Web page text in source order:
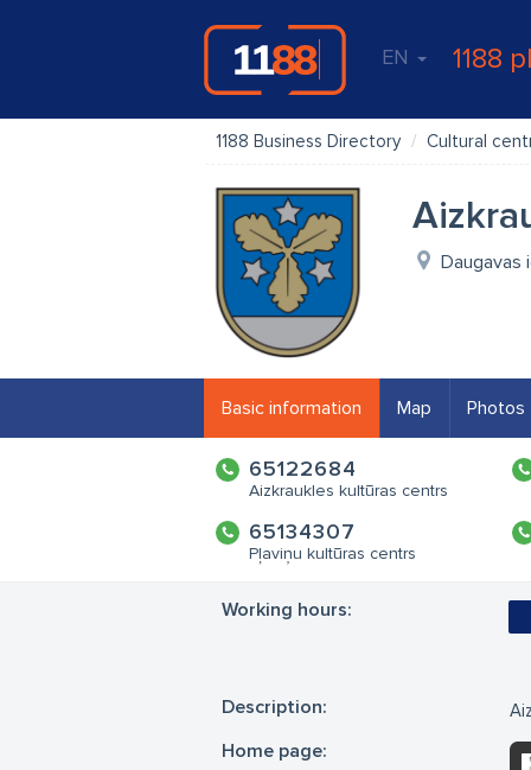
EN 1188
1188 Business Directory Cultural
Daugavas
Basic information Map Photos
65122684
Aizkraukles kultūras centrs
65134307
Pļaviņu kultūras centrs
Working hours:
Description:
Home page: